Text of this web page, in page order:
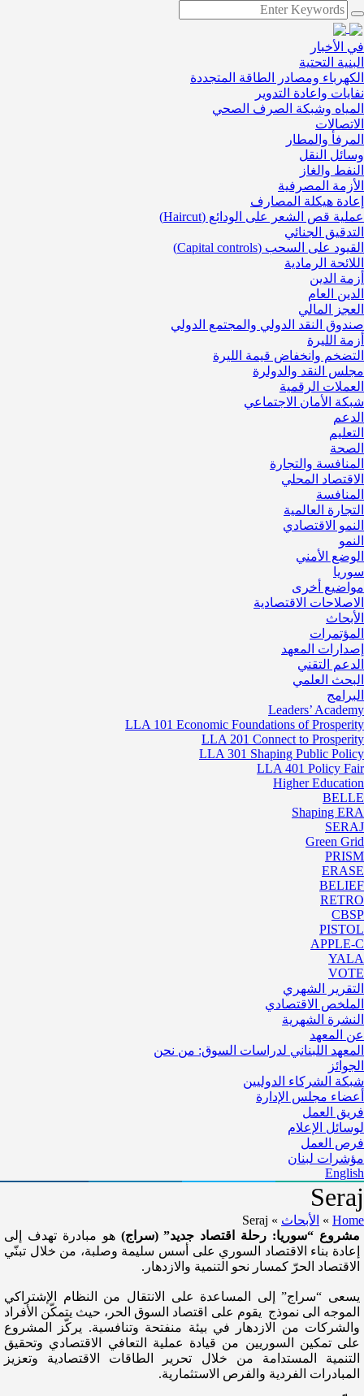
في الأخبار
البنية التحتية
الكهرباء ومصادر الطاقة المتجددة
نفايات واعادة التدوير
المياه وشبكة الصرف الصحي
الاتصالات
المرفأ والمطار
وسائل النقل
النفط والغاز
الأزمة المصرفية
إعادة هيكلة المصارف
عملية قص الشعر على الودائع (Haircut)
التدقيق الجنائي
القيود على السحب (Capital controls)
اللائحة الرمادية
أزمة الدين
الدين العام
العجز المالي
صندوق النقد الدولي والمجتمع الدولي
أزمة الليرة
التضخم وانخفاض قيمة الليرة
مجلس النقد والدولرة
العملات الرقمية
شبكة الأمان الاجتماعي
الدعم
التعليم
الصحة
المنافسة والتجارة
الاقتصاد المحلي
المنافسة
التجارة العالمية
النمو الاقتصادي
النمو
الوضع الأمني
سوريا
مواضيع أخرى
الاصلاحات الاقتصادية
الأبحاث
المؤتمرات
إصدارات المعهد
الدعم التقني
البحث العلمي
البرامج
Leaders’ Academy
LLA 101 Economic Foundations of Prosperity
LLA 201 Connect to Prosperity
LLA 301 Shaping Public Policy
LLA 401 Policy Fair
Higher Education
BELLE
Shaping ERA
SERAJ
Green Grid
PRISM
ERASE
BELIEF
RETRO
CBSP
PISTOL
APPLE-C
YALA
VOTE
التقرير الشهري
الملخص الاقتصادي
النشرة الشهرية
عن المعهد
المعهد اللبناني لدراسات السوق: من نحن
الجوائز
شبكة الشركاء الدوليين
أعضاء مجلس الإدارة
فريق العمل
لوسائل الإعلام
فرص العمل
مؤشرات لبنان
English
Seraj
Home
» الأبحاث »
Seraj
مشروع “سوريا: رحلة اقتصاد جديد” (سراج) هو مبادرة تهدف إلى
إعادة بناء الاقتصاد السوري على أسس سليمة وصلبة، من خلال تبنّي
الاقتصاد الحرّ كمسار نحو التنمية والازدهار.
يسعى “سراج” إلى المساعدة على الانتقال من النظام الإشتراكي
الموجه الى نموذج يقوم على اقتصاد السوق الحر، حيث يتمكّن الأفراد
والشركات من الازدهار في بيئة منفتحة وتنافسية. يركّز المشروع
على تمكين السوريين من قيادة عملية التعافي الاقتصادي وتحقيق
التنمية المستدامة من خلال تحرير الطاقات الاقتصادية وتعزيز
المبادرات الفردية والفرص الاستثمارية.